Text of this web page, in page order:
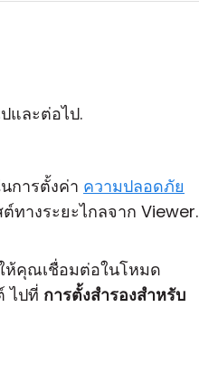
และต่อไป.
การตั้งค่า ความปลอดภัย
ทางระยะไกลจาก Viewer.
คุณเชื่อมต่อในโหมด
ไปที่ การตั้งสำรองสำหรับ